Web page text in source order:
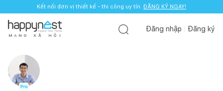
Kết nối đơn vị thiết kế - thi công uy tín. ĐĂNG KÝ NGAY!
M Ạ N G X Ã H Ộ I
Đăng nhập Đăng ký